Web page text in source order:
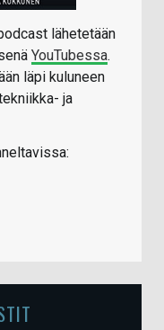
lähetetään
YouTubessa.
läpi kuluneen
ja